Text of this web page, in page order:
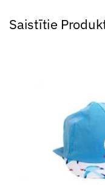
Saistītie